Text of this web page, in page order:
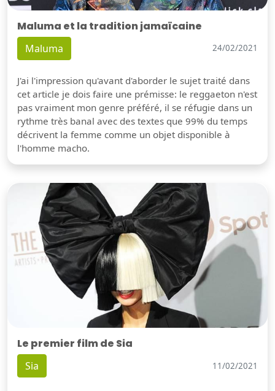
Maluma et la tradition jamaïcaine
Maluma 24/02/2021
J'ai l'impression qu'avant d'aborder le sujet traité dans
cet article je dois faire une prémisse: le reggaeton n'est
pas vraiment mon genre préféré, il se réfugie dans un
rythme très banal avec des textes que 99% du temps
décrivent la femme comme un objet disponible à
l'homme macho.
Le premier film de Sia
Sia 11/02/2021